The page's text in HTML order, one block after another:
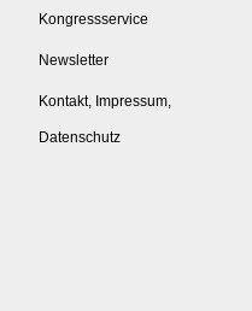
Kongressservice
Newsletter
Kontakt, Impressum,
Datenschutz